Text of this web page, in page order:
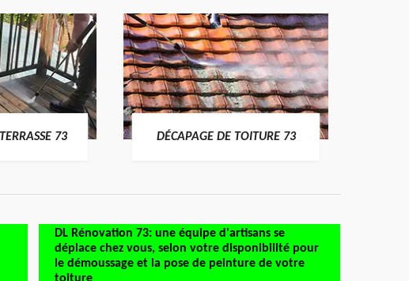
73 DÉCAPAGE DE TOITURE 73
DL Rénovation 73: une équipe d'artisans se
déplace chez vous, selon votre disponibilité pour
le démoussage et la pose de peinture de votre